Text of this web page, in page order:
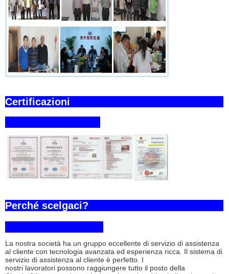
Lasciate un
Certificazioni
Perché scelgaci?
La nostra società ha un gruppo eccellente di servizio di assistenza
al cliente con tecnologia avanzata ed esperienza ricca. Il sistema di
servizio di assistenza al cliente è perfetto. I
nostri lavoratori possono raggiungere tutto il posto della